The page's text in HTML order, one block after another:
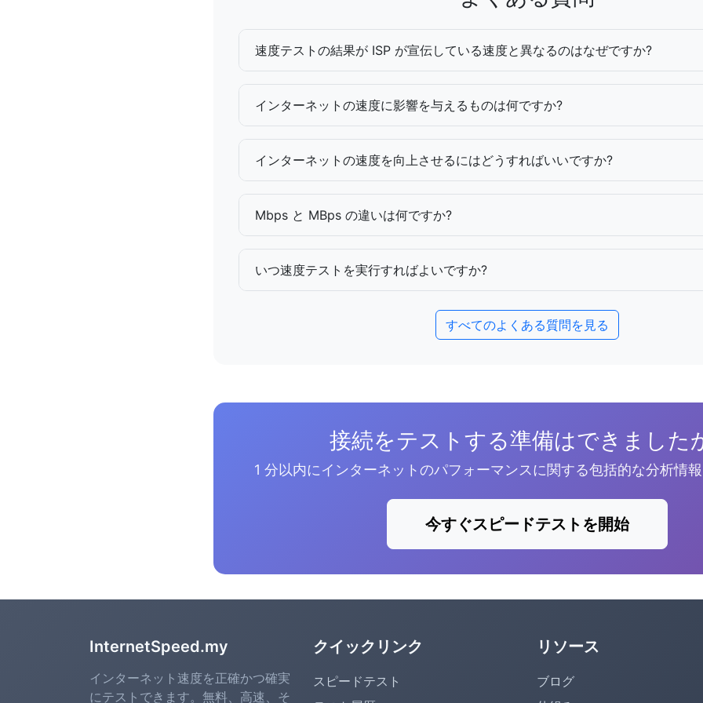
速度テストの結果が ISP が宣伝している速度と異なるのはなぜですか?
インターネットの速度に影響を与えるものは何ですか?
インターネットの速度を向上させるにはどうすればいいですか?
Mbps と MBps の違いは何ですか?
いつ速度テストを実行すればよいですか?
すべてのよくある質問を見る
接続をテストする準備はできました
1 分以内にインターネットのパフォーマンスに関する包括的な分析情
今すぐスピードテストを開始
InternetSpeed.my
インターネット速度を正確かつ確実
にテストできます。無料、高速、そ
クイックリンク
スピードテスト
リソース
ブログ